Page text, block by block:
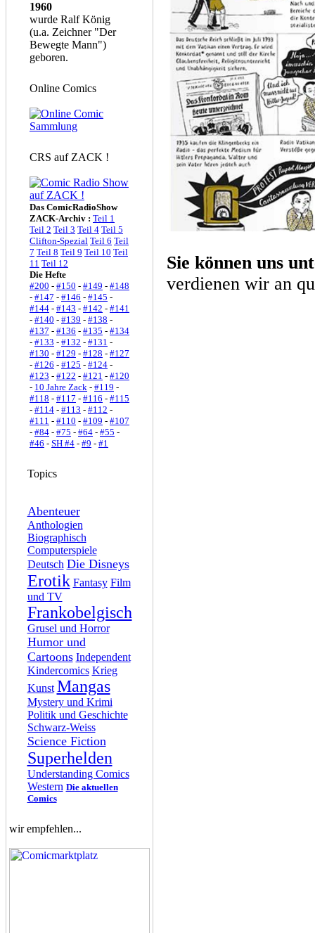
1960
wurde Ralf König
(u.a. Zeichner "Der
Bewegte Mann")
geboren.
Online Comics
CRS auf ZACK !
Das ComicRadioShow
ZACK-Archiv : Teil 1
Teil 2 Teil 3 Teil 4 Teil 5
Clifton-Spezial Teil 6 Teil
7 Teil 8 Teil 9 Teil 10 Teil
11 Teil 12
Die Hefte
#200 - #150 - #149 - #148
- #147 - #146 - #145 -
#144 - #143 - #142 - #141
- #140 - #139 - #138 -
#137 - #136 - #135 - #134
- #133 - #132 - #131 -
#130 - #129 - #128 - #127
- #126 - #125 - #124 -
#123 - #122 - #121 - #120
- 10 Jahre Zack - #119 -
#118 - #117 - #116 - #115
- #114 - #113 - #112 -
#111 - #110 - #109 - #107
- #84 - #75 - #64 - #55 -
#46 - SH #4 - #9 - #1
Topics
Abenteuer
Anthologien
Biographisch
Computerspiele
Deutsch Die Disneys
Erotik Fantasy Film
und TV
Frankobelgisch
Grusel und Horror
Humor und
Cartoons Independent
Kindercomics Krieg
Kunst Mangas
Mystery und Krimi
Politik und Geschichte
Schwarz-Weiss
Science Fiction
Superhelden
Understanding Comics
Western Die aktuellen
Comics
wir empfehlen...
Sie können uns
verdienen wir an